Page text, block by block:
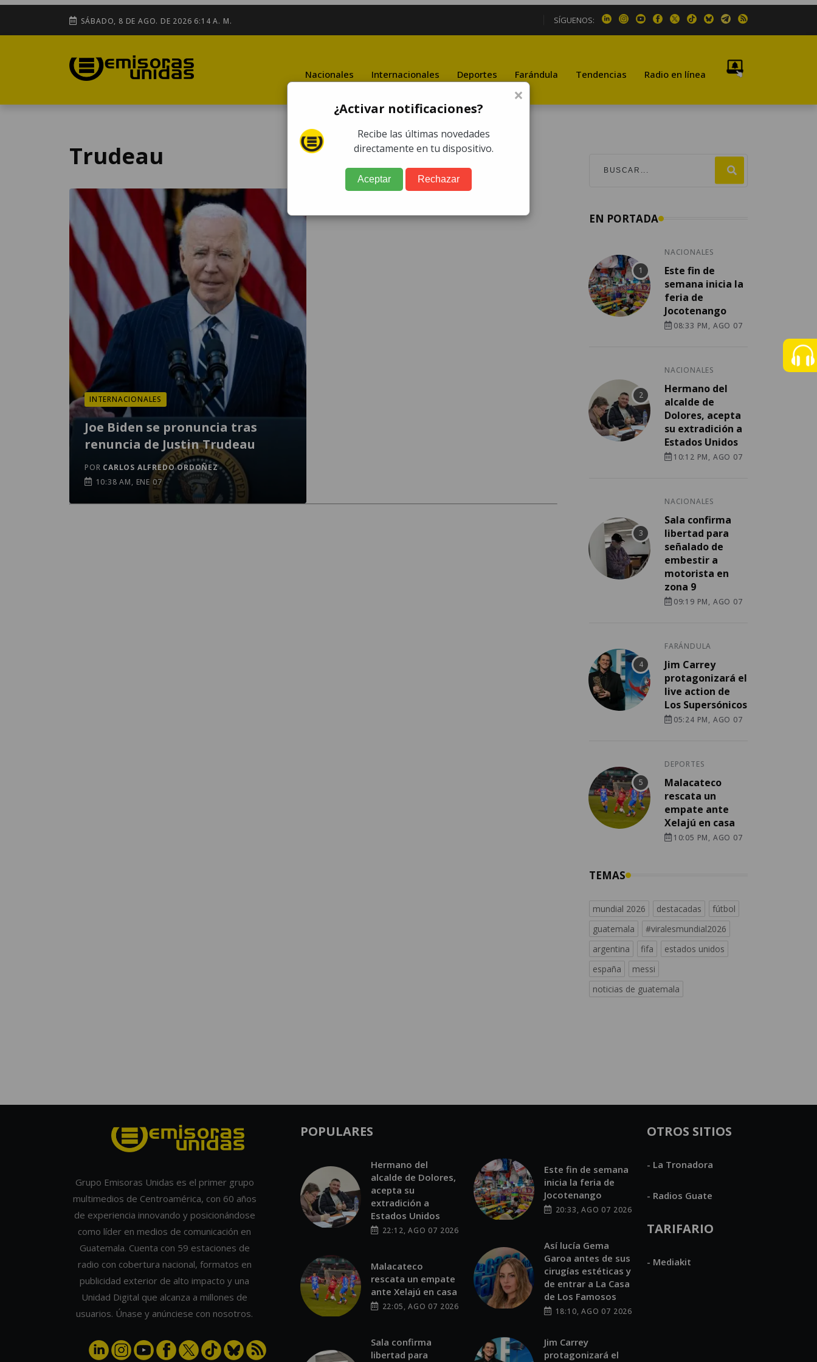
SÁBADO, 8 DE AGO. DE 2026 6:14 A. M. SÍGUENOS:
Nacionales Internacionales Deportes Farándula Tendencias Radio en línea
Trudeau
INTERNACIONALES
Joe Biden se pronuncia tras
renuncia de Justin Trudeau
POR CARLOS ALFREDO ORDOÑEZ
10:38 AM, ENE 07
EN PORTADA
NACIONALES
Este fin de
semana inicia la
feria de
Jocotenango
08:33 PM, AGO 07
NACIONALES
Hermano del
alcalde de
Dolores, acepta
su extradición a
Estados Unidos
10:12 PM, AGO 07
NACIONALES
Sala confirma
libertad para
señalado de
embestir a
motorista en
zona 9
09:19 PM, AGO 07
FARÁNDULA
Jim Carrey
protagonizará el
live action de
Los Supersónicos
05:24 PM, AGO 07
DEPORTES
Malacateco
rescata un
empate ante
Xelajú en casa
10:05 PM, AGO 07
TEMAS
mundial 2026 destacadas
fútbol
guatemala
#viralesmundial2026
argentina
fifa
estados unidos
españa
messi
noticias de guatemala
Grupo Emisoras Unidas es el primer grupo
multimedios de Centroamérica, con 60 años
de experiencia innovando y posicionándose
como líder en medios de comunicación en
Guatemala. Cuenta con 59 estaciones de
radio con cobertura nacional, formatos en
publicidad exterior de alto impacto y una
Unidad Digital que alcanza a millones de
usuarios. Únase y anúnciese con nosotros.
POPULARES
Hermano del
alcalde de Dolores,
acepta su
extradición a
Estados Unidos
22:12, AGO 07 2026
Malacateco
rescata un empate
ante Xelajú en casa
22:05, AGO 07 2026
Sala confirma
libertad para
Este fin de semana
inicia la feria de
Jocotenango
20:33, AGO 07 2026
Así lucía Gema
Garoa antes de sus
cirugías estéticas y
de entrar a La Casa
de Los Famosos
18:10, AGO 07 2026
Jim Carrey
protagonizará el
OTROS SITIOS
- La Tronadora
- Radios Guate
TARIFARIO
- Mediakit
×
¿Activar notificaciones?
Recibe las últimas novedades
directamente en tu dispositivo.
Aceptar Rechazar